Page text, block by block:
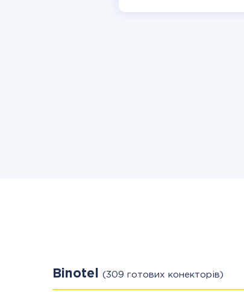
Binotel (309 готових конекторів)